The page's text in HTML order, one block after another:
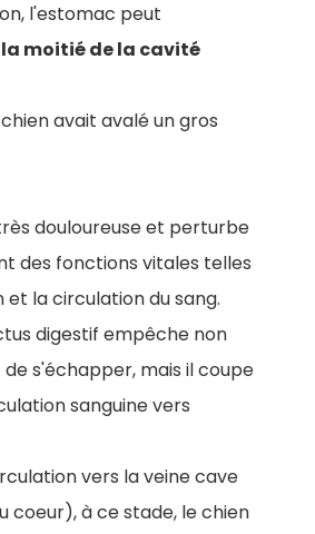
l'estomac peut
la moitié de la cavité
avait avalé un gros
douloureuse et perturbe
des fonctions vitales telles
la circulation du sang.
digestif empêche non
s'échapper, mais il coupe
sanguine vers
vers la veine cave
coeur), à ce stade, le chien